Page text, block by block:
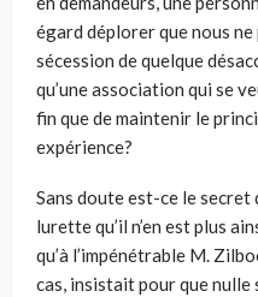
égard déplorer que nous
sécession de quelque
qu’une association qui se
fin que de maintenir le
expérience?
Sans doute est-ce le secret
lurette qu’il n’en est plus
qu’à l’impénétrable M.
cas, insistait pour que nulle